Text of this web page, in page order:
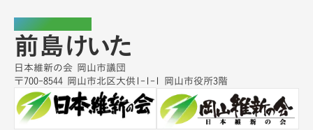
岡山市議会議員
前島けいた
日本維新の会 岡山市議団
〒700-8544 岡山市北区大供1-1-1 岡山市役所3階